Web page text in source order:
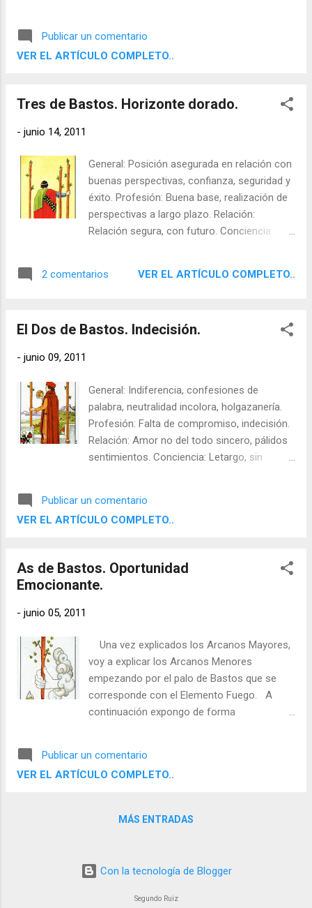
esnobismo. Al contrario: El significado queda
invariable.
Publicar un comentario
VER EL ARTÍCULO COMPLETO..
Tres de Bastos. Horizonte dorado.
- junio 14, 2011
General: Posición asegurada en relación con
buenas perspectivas, confianza, seguridad y
éxito. Profesión: Buena base, realización de
perspectivas a largo plazo. Relación:
Relación segura, con futuro. Conciencia:
en el futuro.
2 comentarios VER EL ARTÍCULO COMPLETO..
El Dos de Bastos. Indecisión.
- junio 09, 2011
General: Indiferencia, confesiones de
palabra, neutralidad incolora, holgazanería.
Profesión: Falta de compromiso, indecisión.
Relación: Amor no del todo sincero, pálidos
sentimientos. Conciencia: Letargo, sin
satisfacción aparente. Invertida: Sorpresas,
quedarse atónito, éxito simulado.
Publicar un comentario
VER EL ARTÍCULO COMPLETO..
As de Bastos. Oportunidad
Emocionante.
- junio 05, 2011
Una vez explicados los Arcanos Mayores,
voy a explicar los Arcanos Menores
empezando por el palo de Bastos que se
corresponde con el Elemento Fuego. A
continuación expongo de forma
ocasiones, valor para demostrar el riesgo, la
iniciativa y la fuerza de voluntad. Profesión:
motivación, iniciativa. Relación: Vitalidad,
sí mismo. Meta: Crecimiento y desarrollo
de uno mismo. Sombras: Pasión,
precipitación, activismo. Al Contrario:
Publicar un comentario
VER EL ARTÍCULO COMPLETO..
MÁS ENTRADAS
Con la tecnología de Blogger
Segundo Ruiz